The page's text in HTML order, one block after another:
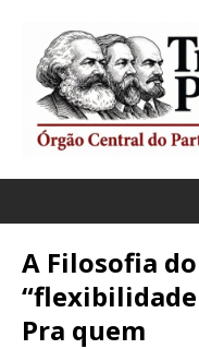
A Filosofia
Pra quem